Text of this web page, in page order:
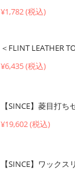
¥1,782 (税込)
＜FLINT LEATHER
¥6,435 (税込)
【SINCE】菱目打ち
¥19,602 (税込)
【SINCE】ワックス